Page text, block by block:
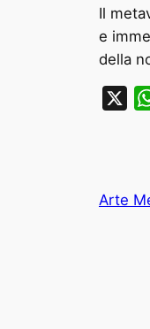
Il
e
della
Arte